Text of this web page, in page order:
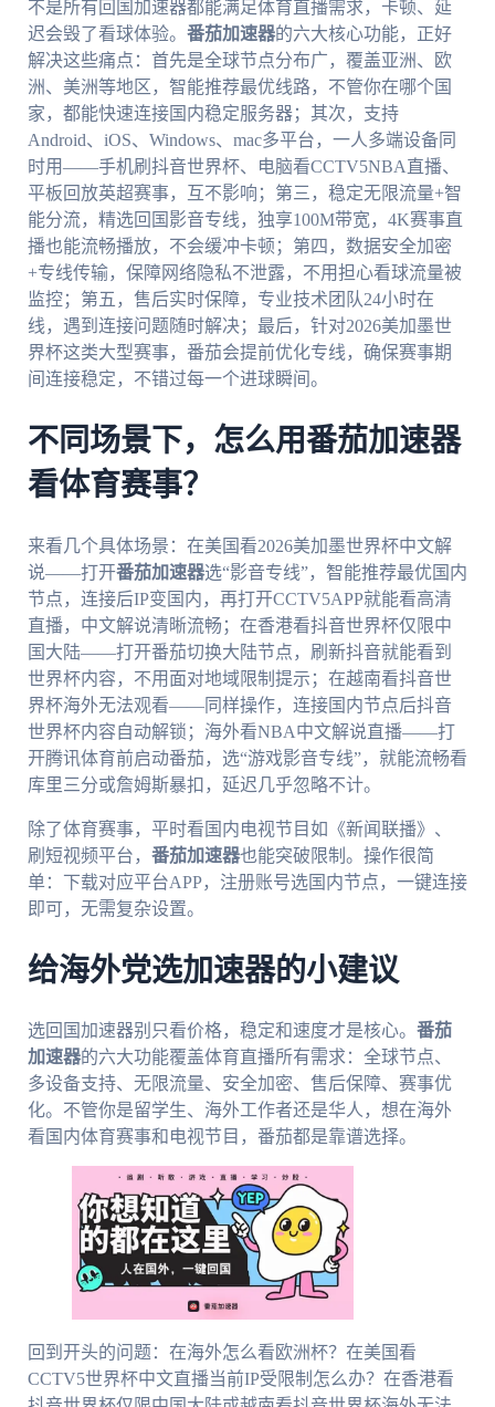
不是所有回国加速器都能满足体育直播需求，卡顿、延
迟会毁了看球体验。 番茄加速器的六大核心功能，正好
解决这些痛点：首先是全球节点分布广，覆盖亚洲、欧
洲、美洲等地区，智能推荐最优线路，不管你在哪个国
家，都能快速连接国内稳定服务器；其次，支持
Android、iOS、Windows、mac多平台，一人多端设备同
时用——手机刷抖音世界杯、电脑看CCTV5NBA直播、
平板回放英超赛事，互不影响；第三，稳定无限流量+智
能分流，精选回国影音专线，独享100M带宽，4K赛事直
播也能流畅播放，不会缓冲卡顿；第四，数据安全加密
+专线传输，保障网络隐私不泄露，不用担心看球流量被
监控；第五，售后实时保障，专业技术团队24小时在
线，遇到连接问题随时解决；最后，针对2026美加墨世
界杯这类大型赛事，番茄会提前优化专线，确保赛事期
间连接稳定，不错过每一个进球瞬间。
不同场景下，怎么用番茄加速器
看体育赛事？
来看几个具体场景：在美国看2026美加墨世界杯中文解
说——打开番茄加速器选“影音专线”，智能推荐最优国内
节点，连接后IP变国内，再打开CCTV5APP就能看高清
直播，中文解说清晰流畅；在香港看抖音世界杯仅限中
国大陆——打开番茄切换大陆节点，刷新抖音就能看到
世界杯内容，不用面对地域限制提示；在越南看抖音世
界杯海外无法观看——同样操作，连接国内节点后抖音
世界杯内容自动解锁；海外看NBA中文解说直播——打
开腾讯体育前启动番茄，选“游戏影音专线”，就能流畅看
库里三分或詹姆斯暴扣，延迟几乎忽略不计。
除了体育赛事，平时看国内电视节目如《新闻联播》、
刷短视频平台， 番茄加速器也能突破限制。操作很简
单：下载对应平台APP，注册账号选国内节点，一键连接
即可，无需复杂设置。
给海外党选加速器的小建议
选回国加速器别只看价格，稳定和速度才是核心。 番茄
加速器的六大功能覆盖体育直播所有需求：全球节点、
多设备支持、无限流量、安全加密、售后保障、赛事优
化。不管你是留学生、海外工作者还是华人，想在海外
看国内体育赛事和电视节目，番茄都是靠谱选择。
回到开头的问题：在海外怎么看欧洲杯？在美国看
CCTV5世界杯中文直播当前IP受限制怎么办？在香港看